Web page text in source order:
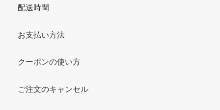
配送時間
お支払い方法
クーポンの使い方
ご注文のキャンセル